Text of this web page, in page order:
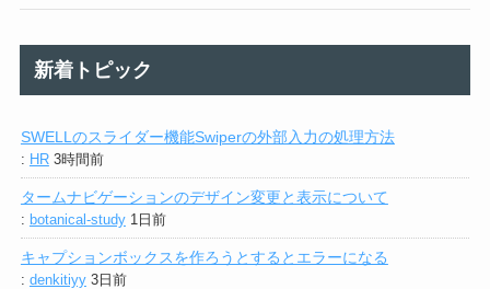
新着トピック
SWELLのスライダー機能Swiperの外部入力の処理方法
: HR 3時間前
タームナビゲーションのデザイン変更と表示について
: botanical-study 1日前
キャプションボックスを作ろうとするとエラーになる
: denkitiyy 3日前